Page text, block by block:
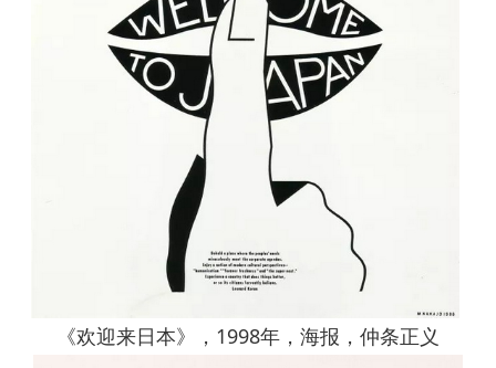
《欢迎来日本》，1998年，海报，仲条正义